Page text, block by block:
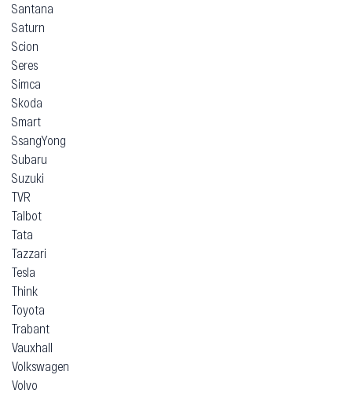
Santana
Saturn
Scion
Seres
Simca
Skoda
Smart
SsangYong
Subaru
Suzuki
TVR
Talbot
Tata
Tazzari
Tesla
Think
Toyota
Trabant
Vauxhall
Volkswagen
Volvo